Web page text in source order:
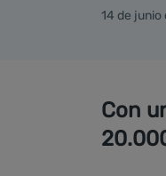
14 de junio
Con